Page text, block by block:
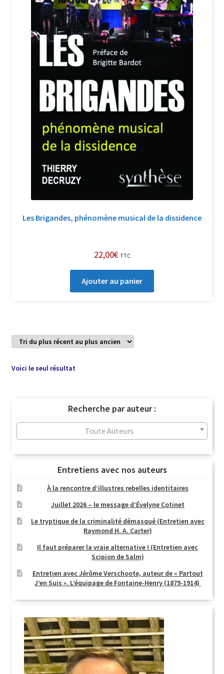
Login Customizer
Newsletter
Nous Contacter
Politique de confidentialité et cookies
Qui sommes-nous ?
Soutien à Philippe Randa
Suivi de la Commande
Les Brigandes, phénomène musical de la dissidence
22,00€ TTC
Ajouter au panier
Voici le seul résultat
Recherche par auteur :
Toute Auteurs
Entretiens avec nos auteurs
À la rencontre d’illustres rebelles identitaires
Juillet 2026 – le message d’Évelyne Cotinet
Le tryptique de la criminalité démasqué (Entretien avec
Raymond H. A. Carter)
Il faut préparer la vraie alternative ! (Entretien avec
Scipion de Salm)
Entretien avec Jérôme Verschoote, auteur de « Partout
J’en Suis ». L’équipage de Fontaine-Henry (1879-1914)